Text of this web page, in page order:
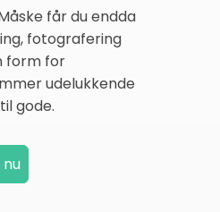
får du endda
fotografering
form for
udelukkende
gode.